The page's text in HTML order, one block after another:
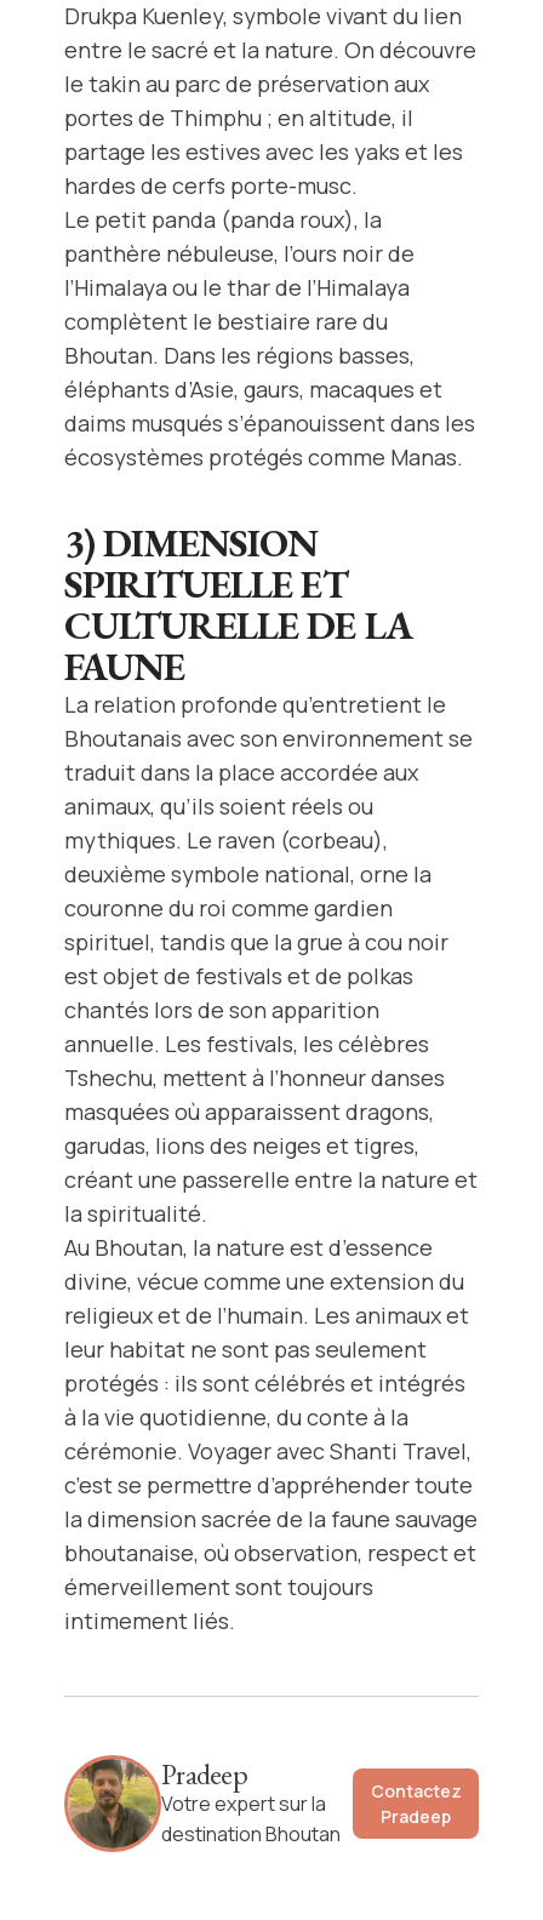
Drukpa Kuenley, symbole vivant du lien
entre le sacré et la nature. On découvre
le takin au parc de préservation aux
portes de Thimphu ; en altitude, il
partage les estives avec les yaks et les
hardes de cerfs porte-musc.
Le petit panda (panda roux), la
panthère nébuleuse, l’ours noir de
l’Himalaya ou le thar de l’Himalaya
complètent le bestiaire rare du
Bhoutan. Dans les régions basses,
éléphants d’Asie, gaurs, macaques et
daims musqués s’épanouissent dans les
écosystèmes protégés comme Manas.
3) DIMENSION
SPIRITUELLE ET
CULTURELLE DE LA
FAUNE
La relation profonde qu’entretient le
Bhoutanais avec son environnement se
traduit dans la place accordée aux
animaux, qu’ils soient réels ou
mythiques. Le raven (corbeau),
deuxième symbole national, orne la
couronne du roi comme gardien
spirituel, tandis que la grue à cou noir
est objet de festivals et de polkas
chantés lors de son apparition
annuelle. Les festivals, les célèbres
Tshechu, mettent à l’honneur danses
masquées où apparaissent dragons,
garudas, lions des neiges et tigres,
créant une passerelle entre la nature et
la spiritualité.
Au Bhoutan, la nature est d’essence
divine, vécue comme une extension du
religieux et de l’humain. Les animaux et
leur habitat ne sont pas seulement
protégés : ils sont célébrés et intégrés
à la vie quotidienne, du conte à la
cérémonie. Voyager avec Shanti Travel,
c’est se permettre d’appréhender toute
la dimension sacrée de la faune sauvage
bhoutanaise, où observation, respect et
émerveillement sont toujours
intimement liés.
Pradeep
Votre expert sur la
destination Bhoutan
Contactez
Pradeep